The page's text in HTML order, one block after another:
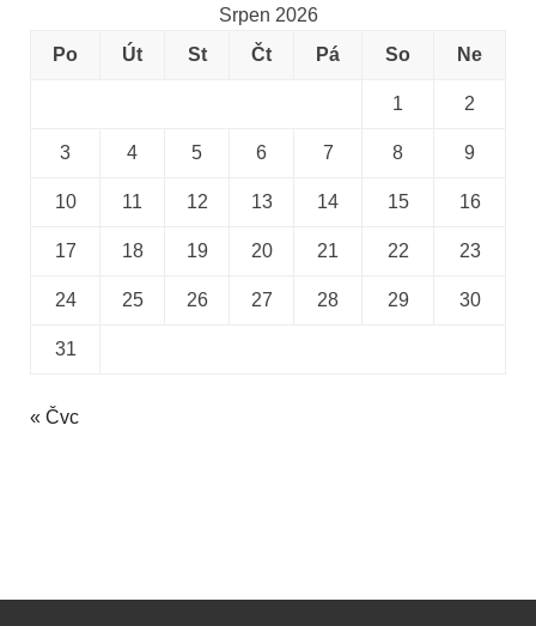
Srpen 2026
Po
Út St Čt Pá So Ne
1 2
3 4 5 6 7 8 9
10 11 12 13 14 15 16
17 18 19 20 21 22 23
24 25 26 27 28 29 30
31
« Čvc